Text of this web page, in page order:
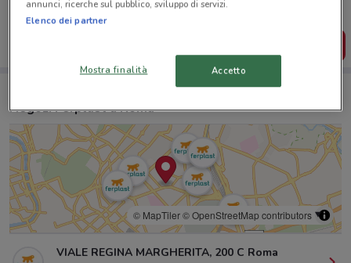
salvarle e creare la tua lista del risparmio, comodamente
dal tuo cellulare.
Negozi Ferplast a Roma
© MapTiler© OpenStreetMap contributors
VIALE REGINA MARGHERITA, 200 C Roma
annunci, ricerche sul pubblico, sviluppo di servizi.
Elenco dei partner
Mostra finalità Accetto